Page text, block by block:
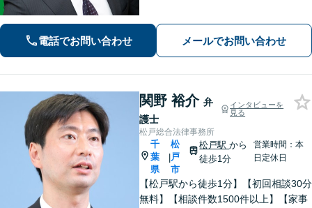
電話でお問い合わせ メールでお問い合わせ
関野 裕介 弁
護士
インタビューを
見る
松戸総合法律事務所
千
葉
県
|
松
戸
市
松戸駅から
徒歩1分
営業時間：本
日定休日
【松戸駅から徒歩1分】【初回相談30分
無料】【相談件数1500件以上】【家事